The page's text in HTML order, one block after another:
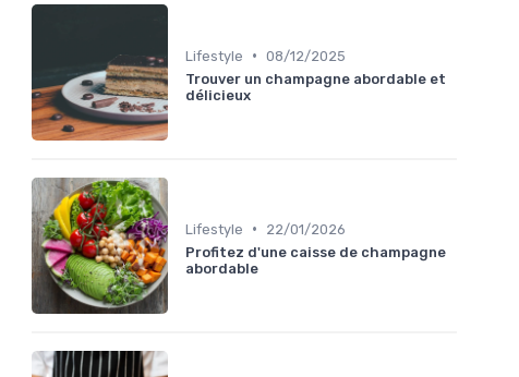
Lifestyle • 08/12/2025
Trouver un champagne abordable et
délicieux
Lifestyle •
22/01/2026
Profitez d'une caisse de champagne
abordable